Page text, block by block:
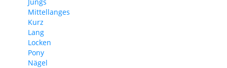
Mittellanges
Kurz
Lang
Locken
Pony
Nägel